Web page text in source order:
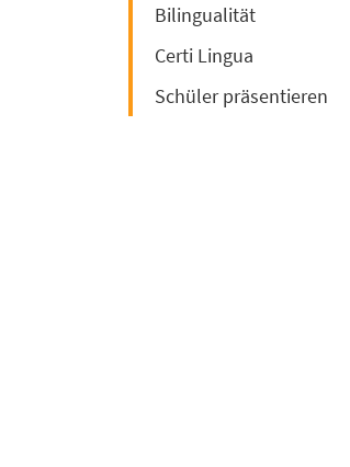
Bilingualität
Certi Lingua
Schüler präsentieren